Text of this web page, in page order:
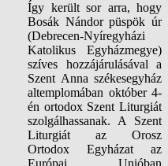
Így került sor arra, hogy
Bosák Nándor püspök úr
(Debrecen-Nyíregyházi
Katolikus Egyházmegye)
szíves hozzájárulásával a
Szent Anna székesegyház
altemplomában október 4-
én ortodox Szent Liturgiát
szolgálhassanak. A Szent
Liturgiát az Orosz
Ortodox Egyházat az